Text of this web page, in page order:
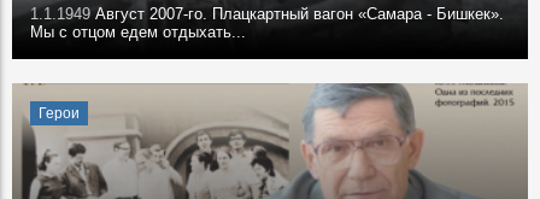
1.1.1949Август 2007-го. Плацкартный вагон «Самара - Бишкек».
Мы с отцом едем отдыхать...
Герои